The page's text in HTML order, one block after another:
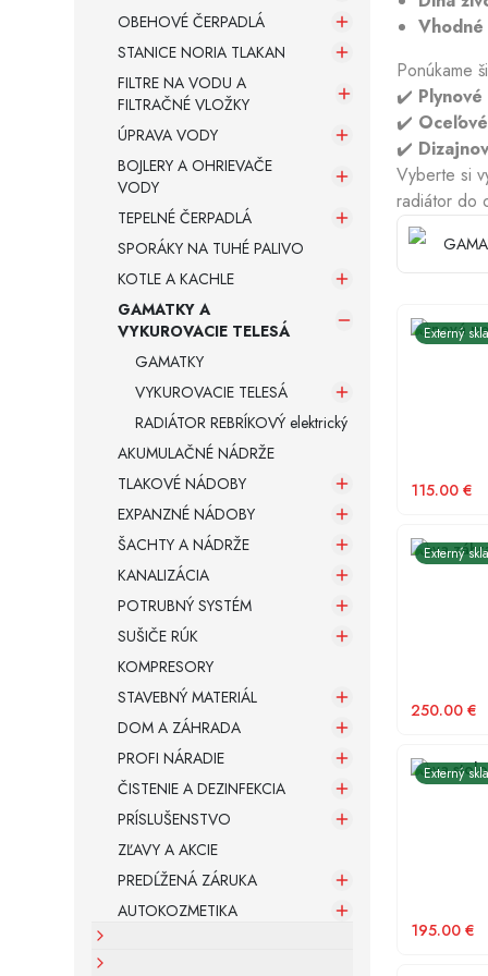
Armatúry a spojovací materiál
OBEHOVÉ ČERPADLÁ
STANICE NORIA TLAKAN
FILTRE NA VODU A
FILTRAČNÉ VLOŽKY
ÚPRAVA VODY
BOJLERY A OHRIEVAČE
VODY
TEPELNÉ ČERPADLÁ
SPORÁKY NA TUHÉ PALIVO
KOTLE A KACHLE
GAMATKY A
VYKUROVACIE TELESÁ
GAMATKY
VYKUROVACIE TELESÁ
RADIÁTOR REBRÍKOVÝ elektrický
AKUMULAČNÉ NÁDRŽE
TLAKOVÉ NÁDOBY
EXPANZNÉ NÁDOBY
ŠACHTY A NÁDRŽE
KANALIZÁCIA
POTRUBNÝ SYSTÉM
SUŠIČE RÚK
KOMPRESORY
STAVEBNÝ MATERIÁL
DOM A ZÁHRADA
PROFI NÁRADIE
ČISTENIE A DEZINFEKCIA
PRÍSLUŠENSTVO
ZĽAVY A AKCIE
PREDĹŽENÁ ZÁRUKA
AUTOKOZMETIKA
Ponúkame
✔️
✔️
✔️
Vyberte si
radiátor do
Externý
Plynová
115.00 €
Externý
Meva
250.00 €
Externý
Meva
195.00 €